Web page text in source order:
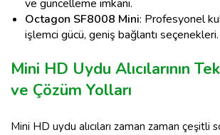
ve güncelleme imkanı.
Octagon SF8008 Mini: Profesyonel
işlemci gücü, geniş bağlantı seçenekleri.
Mini HD Uydu Alıcılarının
ve Çözüm Yolları
Mini HD uydu alıcıları zaman zaman çeşitli